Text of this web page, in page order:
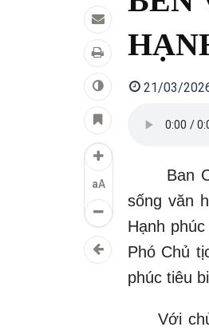
aA
21/03/
Ban Chỉ
sống văn
Hạnh
Phó Chủ
phúc tiêu
Với chủ